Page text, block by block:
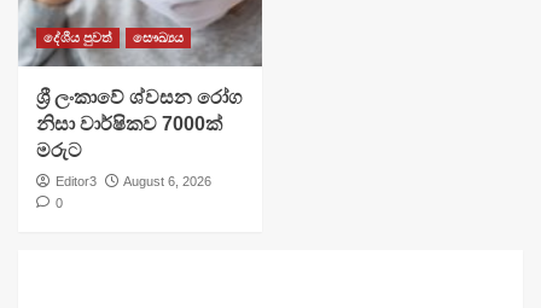
දේශීය පුවත් සෞඛ්‍යය
ශ්‍රී ලංකාවේ ශ්වසන රෝග
නිසා වාර්ෂිකව 7000ක්
මරුට
Editor3
August 6, 2026
0